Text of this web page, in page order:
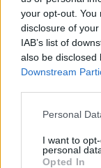
your opt-out. You
disclosure of
IAB’s list of
also be disclosed
Downstream
Personal
I want to
personal
Opted In